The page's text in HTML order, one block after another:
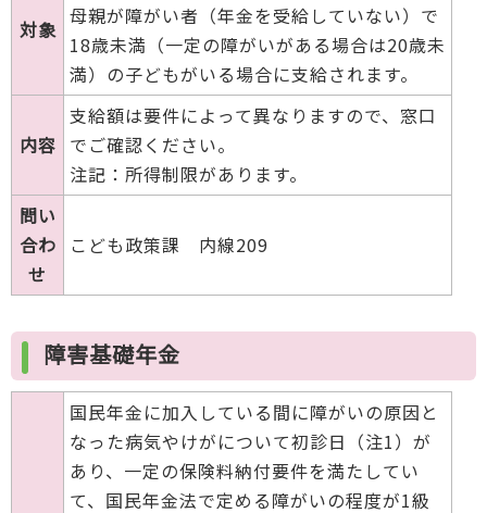
対象
母親が障がい者（年金を受給していない）で
18歳未満（一定の障がいがある場合は20歳未
満）の子どもがいる場合に支給されます。
内容
支給額は要件によって異なりますので、窓口
でご確認ください。
注記：所得制限があります。
問い
合わ
せ
こども政策課 内線209
障害基礎年金
国民年金に加入している間に障がいの原因と
なった病気やけがについて初診日（注1）が
あり、一定の保険料納付要件を満たしてい
て、国民年金法で定める障がいの程度が1級